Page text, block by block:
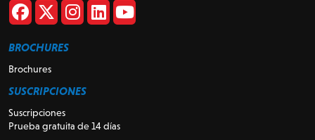
BROCHURES
Brochures
SUSCRIPCIONES
Suscripciones
Prueba gratuita de 14 días